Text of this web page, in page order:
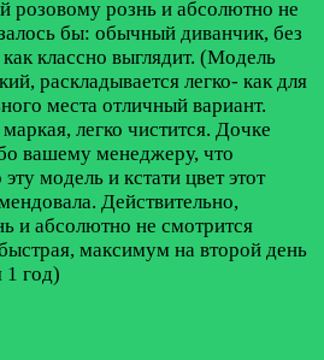
розовому рознь и абсолютно не
бы: обычный диванчик, без
классно выглядит. (Модель
раскладывается легко- как для
места отличный вариант.
легко чистится. Дочке
вашему менеджеру, что
модель и кстати цвет этот
Действительно,
и абсолютно не смотрится
максимум на второй день
1 год)